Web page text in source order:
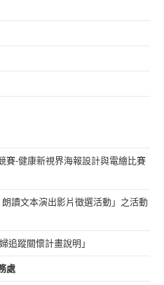
賽-健康新視界海報設計與電繪比賽
讀文本演出影片徵選活動」之活動
追蹤關懷計畫說明」
處